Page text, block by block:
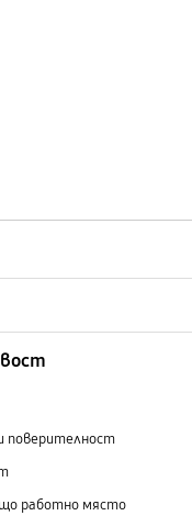
поверителност
работно място